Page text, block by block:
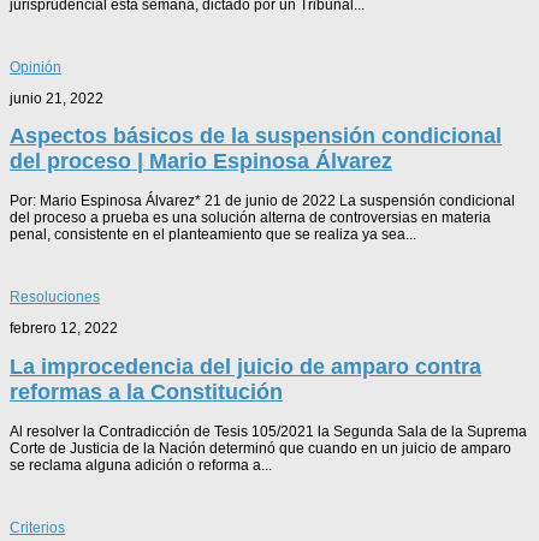
jurisprudencial esta semana, dictado por un Tribunal...
Opinión
junio 21, 2022
Aspectos básicos de la suspensión condicional
del proceso | Mario Espinosa Álvarez
Por: Mario Espinosa Álvarez* 21 de junio de 2022 La suspensión condicional
del proceso a prueba es una solución alterna de controversias en materia
penal, consistente en el planteamiento que se realiza ya sea...
Resoluciones
febrero 12, 2022
La improcedencia del juicio de amparo contra
reformas a la Constitución
Al resolver la Contradicción de Tesis 105/2021 la Segunda Sala de la Suprema
Corte de Justicia de la Nación determinó que cuando en un juicio de amparo
se reclama alguna adición o reforma a...
Criterios